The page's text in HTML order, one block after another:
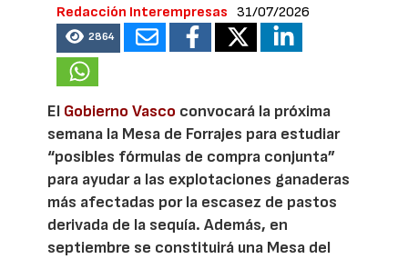
Redacción Interempresas 31/07/2026
2864
El Gobierno Vasco convocará la próxima
semana la Mesa de Forrajes para estudiar
“posibles fórmulas de compra conjunta”
para ayudar a las explotaciones ganaderas
más afectadas por la escasez de pastos
derivada de la sequía. Además, en
septiembre se constituirá una Mesa del